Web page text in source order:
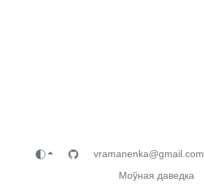
vramanenka@gmail.com
Моўная даведка